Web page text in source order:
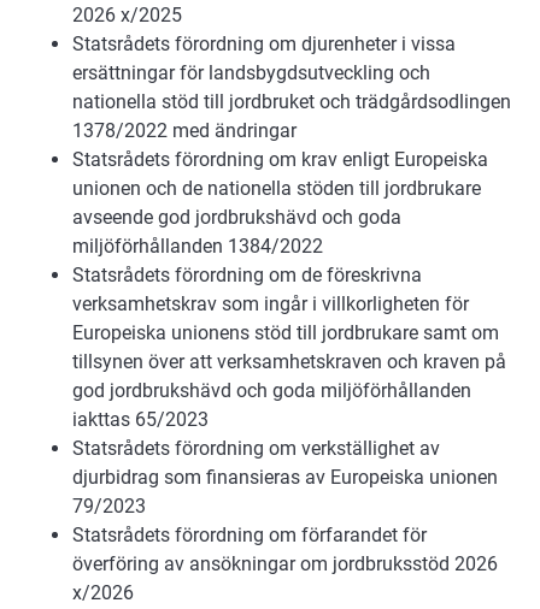
2026 x/2025
Statsrådets förordning om djurenheter i vissa
ersättningar för landsbygdsutveckling och
nationella stöd till jordbruket och trädgårdsodlingen
1378/2022 med ändringar
Statsrådets förordning om krav enligt Europeiska
unionen och de nationella stöden till jordbrukare
avseende god jordbrukshävd och goda
miljöförhållanden 1384/2022
Statsrådets förordning om de föreskrivna
verksamhetskrav som ingår i villkorligheten för
Europeiska unionens stöd till jordbrukare samt om
tillsynen över att verksamhetskraven och kraven på
god jordbrukshävd och goda miljöförhållanden
iakttas 65/2023
Statsrådets förordning om verkställighet av
djurbidrag som finansieras av Europeiska unionen
79/2023
Statsrådets förordning om förfarandet för
överföring av ansökningar om jordbruksstöd 2026
x/2026